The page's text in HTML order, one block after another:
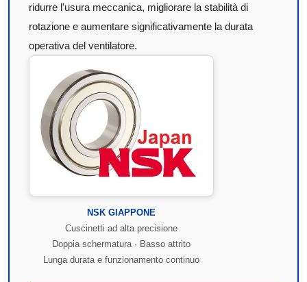
ridurre l'usura meccanica, migliorare la stabilità di
rotazione e aumentare significativamente la durata
operativa del ventilatore.
NSK GIAPPONE
Cuscinetti ad alta precisione
Doppia schermatura · Basso attrito
Lunga durata e funzionamento continuo